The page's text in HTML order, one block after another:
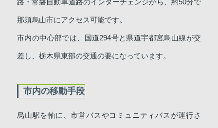
那須烏山市にアクセス可能です。
市内の中心部では、国道294号と県道宇都宮烏山線が交
差し、栃木県東部の交通の要になっています。
市内の移動手段
烏山駅を軸に、市営バスやコミュニティバスが運行さ